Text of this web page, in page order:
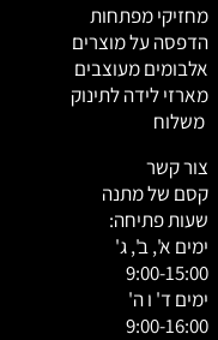
מחזיקי מפתחות
הדפסה על מוצרים
אלבומים מעוצבים
מארזי לידה לתינוק
משלוח
צור קשר
קסם של מתנה
שעות פתיחה:
ימים א', ב', ג'
9:00-15:00
ימים ד' ו ה'
9:00-16:00